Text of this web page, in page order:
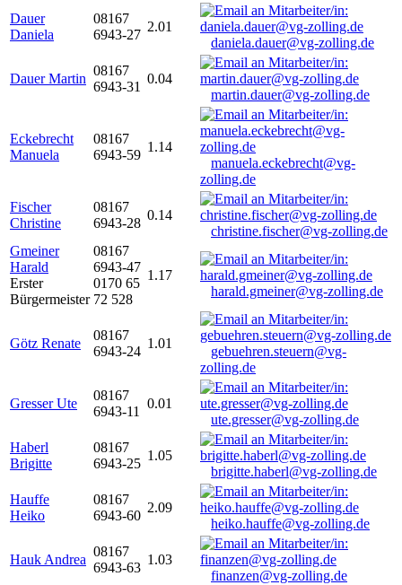
Dauer
Daniela
08167
6943-27
2.01
daniela.dauer@vg-zolling.de
Dauer Martin
08167
6943-31
0.04
martin.dauer@vg-zolling.de
Eckebrecht
Manuela
08167
6943-59
1.14
manuela.eckebrecht@vg-
zolling.de
Fischer
Christine
08167
6943-28
0.14
christine.fischer@vg-zolling.de
Gmeiner
Harald
Erster
Bürgermeister
08167
6943-47
0170 65
72 528
1.17
harald.gmeiner@vg-zolling.de
Götz Renate
08167
6943-24
1.01
gebuehren.steuern@vg-
zolling.de
Gresser Ute
08167
6943-11
0.01
ute.gresser@vg-zolling.de
Haberl
Brigitte
08167
6943-25
1.05
brigitte.haberl@vg-zolling.de
Hauffe
Heiko
08167
6943-60
2.09
heiko.hauffe@vg-zolling.de
Hauk Andrea
08167
6943-63
1.03
finanzen@vg-zolling.de